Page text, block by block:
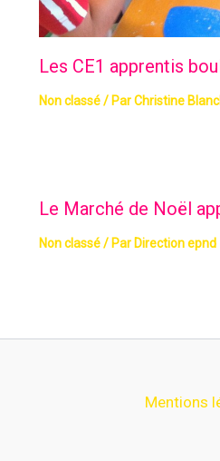
Les CE1 apprentis
Non classé/ ParChristine
Le Marché de Noël
Non classé/ Par Direction epnd
Mentions